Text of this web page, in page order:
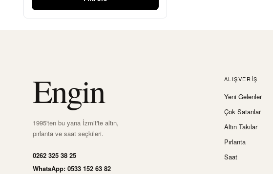
Engin
1995'ten bu yana İzmit'te altın,
pırlanta ve saat seçkileri.
0262 325 38 25
WhatsApp: 0533 152 63 82
ALIŞVERIŞ
Yeni Gelenler
Çok Satanlar
Altın Takılar
Pırlanta
Saat